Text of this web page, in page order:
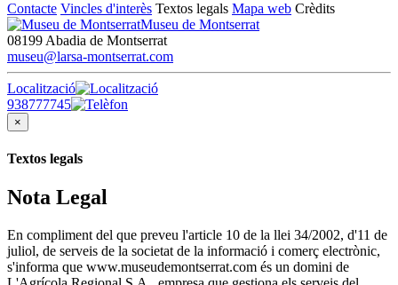
Contacte Vincles d'interès Textos legals Mapa web Crèdits
Museu de Montserrat
08199 Abadia de Montserrat
museu@larsa-montserrat.com
Localització
938777745
×
Textos legals
Nota Legal
En compliment del que preveu l'article 10 de la llei 34/2002, d'11 de
juliol, de serveis de la societat de la informació i comerç electrònic,
s'informa que www.museudemontserrat.com és un domini de